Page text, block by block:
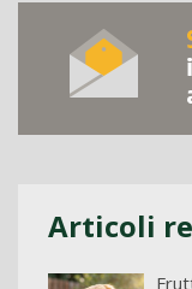
Articoli